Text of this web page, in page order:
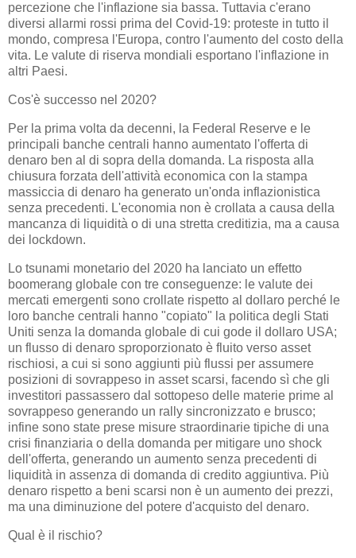
percezione che l'inflazione sia bassa. Tuttavia c'erano
diversi allarmi rossi prima del Covid-19: proteste in tutto il
mondo, compresa l'Europa, contro l'aumento del costo della
vita. Le valute di riserva mondiali esportano l'inflazione in
altri Paesi.
Cos'è successo nel 2020?
Per la prima volta da decenni, la Federal Reserve e le
principali banche centrali hanno aumentato l'offerta di
denaro ben al di sopra della domanda. La risposta alla
chiusura forzata dell'attività economica con la stampa
massiccia di denaro ha generato un'onda inflazionistica
senza precedenti. L'economia non è crollata a causa della
mancanza di liquidità o di una stretta creditizia, ma a causa
dei lockdown.
Lo tsunami monetario del 2020 ha lanciato un effetto
boomerang globale con tre conseguenze: le valute dei
mercati emergenti sono crollate rispetto al dollaro perché le
loro banche centrali hanno "copiato" la politica degli Stati
Uniti senza la domanda globale di cui gode il dollaro USA;
un flusso di denaro sproporzionato è fluito verso asset
rischiosi, a cui si sono aggiunti più flussi per assumere
posizioni di sovrappeso in asset scarsi, facendo sì che gli
investitori passassero dal sottopeso delle materie prime al
sovrappeso generando un rally sincronizzato e brusco;
infine sono state prese misure straordinarie tipiche di una
crisi finanziaria o della domanda per mitigare uno shock
dell'offerta, generando un aumento senza precedenti di
liquidità in assenza di domanda di credito aggiuntiva. Più
denaro rispetto a beni scarsi non è un aumento dei prezzi,
ma una diminuzione del potere d'acquisto del denaro.
Qual è il rischio?